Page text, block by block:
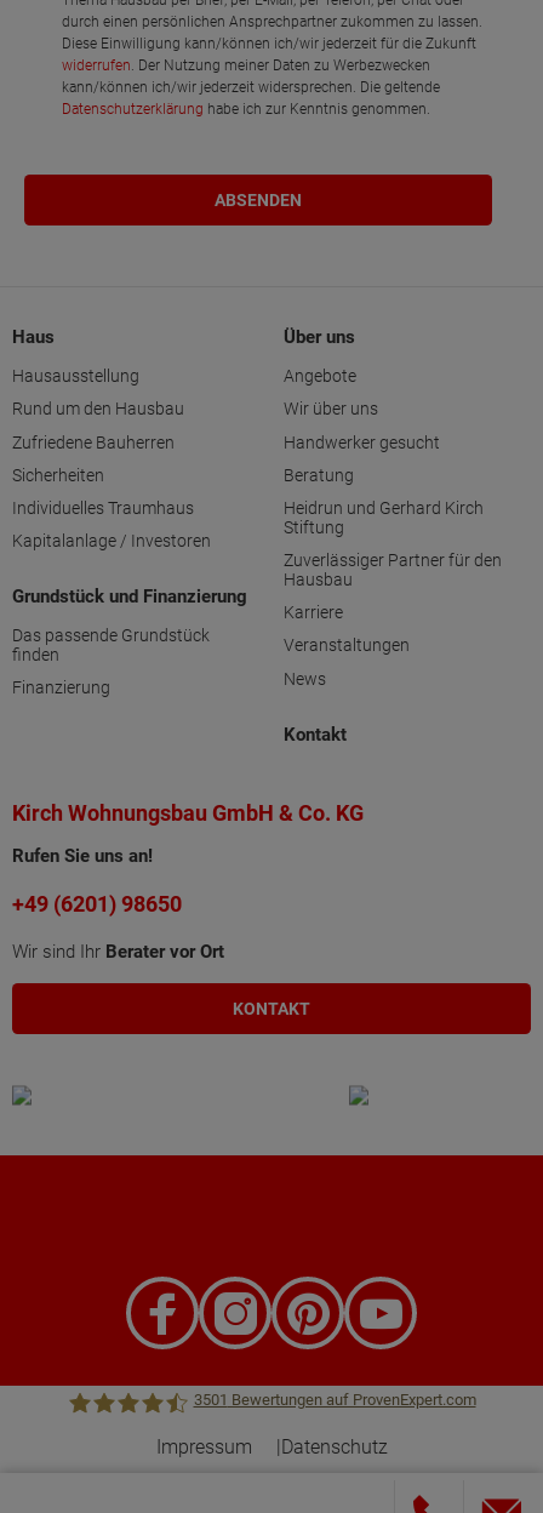
durch einen persönlichen Ansprechpartner zukommen zu lassen.
Diese Einwilligung kann/können ich/wir jederzeit für die Zukunft
widerrufen. Der Nutzung meiner Daten zu Werbezwecken
kann/können ich/wir jederzeit widersprechen. Die geltende
Datenschutzerklärung habe ich zur Kenntnis genommen.
Haus
Hausausstellung
Rund um den Hausbau
Zufriedene Bauherren
Sicherheiten
Individuelles Traumhaus
Kapitalanlage / Investoren
Grundstück und Finanzierung
Das passende Grundstück
finden
Finanzierung
Über uns
Angebote
Wir über uns
Handwerker gesucht
Beratung
Heidrun und Gerhard Kirch
Stiftung
Zuverlässiger Partner für den
Hausbau
Karriere
Veranstaltungen
News
Kontakt
Kirch Wohnungsbau GmbH & Co. KG
Rufen Sie uns an!
+49 (6201) 98650
Wir sind Ihr Berater vor Ort
KONTAKT
3501 Bewertungen auf ProvenExpert.com
Impressum Datenschutz